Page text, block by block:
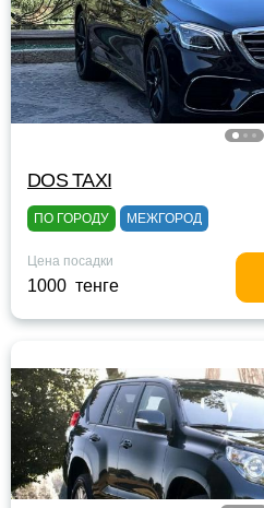
DOS TAXI
ПО ГОРОДУ МЕЖГОРОД
Цена посадки
1000 тенге